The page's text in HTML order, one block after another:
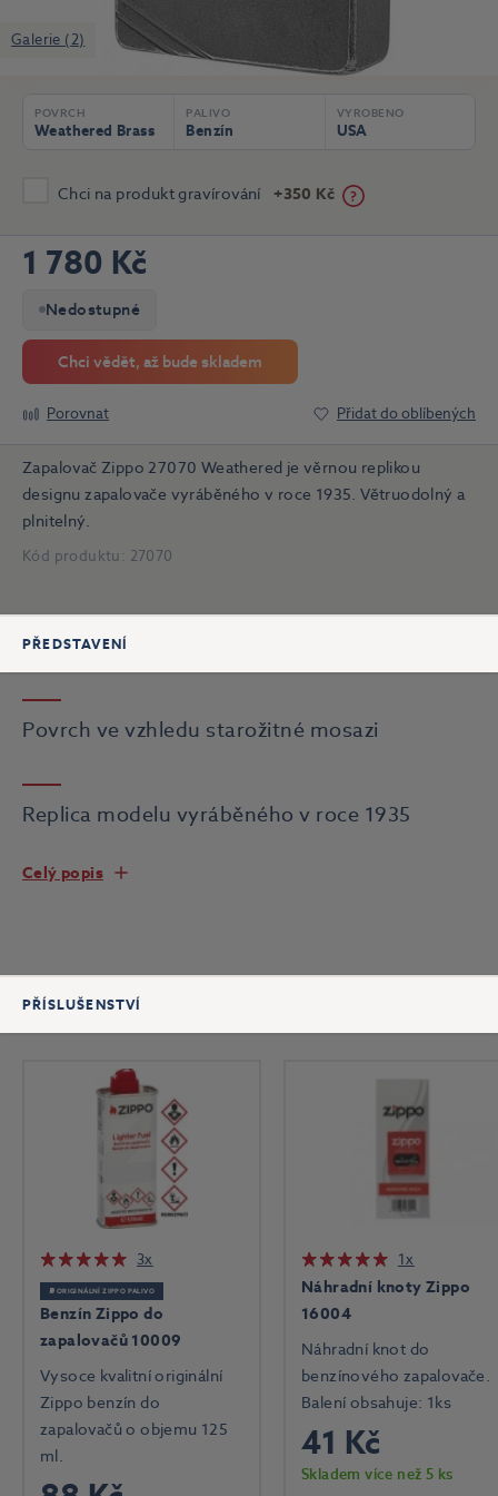
Galerie (2)
Zapalovač Zippo 27070 Weathered je věrnou replikou
designu zapalovače vyráběného v roce 1935. Větruodolný a
plnitelný.
POVRCH
Weathered Brass
PALIVO
Benzín
VYROBENO
USA
Kód produktu: 27070
Chci na produkt gravírování +350 Kč
1 780 Kč
Nedostupné
Chci vědět, až bude skladem
Porovnat Přidat do oblíbených
PŘEDSTAVENÍ
Povrch ve vzhledu starožitné mosazi
Replica modelu vyráběného v roce 1935
Celý popis
PŘÍSLUŠENSTVÍ
3x
⛽ ORIGINÁLNÍ ZIPPO PALIVO
Benzín Zippo do
zapalovačů 10009
Vysoce kvalitní originální
Zippo benzín do
zapalovačů o objemu 125
ml.
1x
Náhradní knoty Zippo
16004
Náhradní knot do
benzínového zapalovače.
Balení obsahuje: 1ks
41 Kč
Skladem více než 5 ks